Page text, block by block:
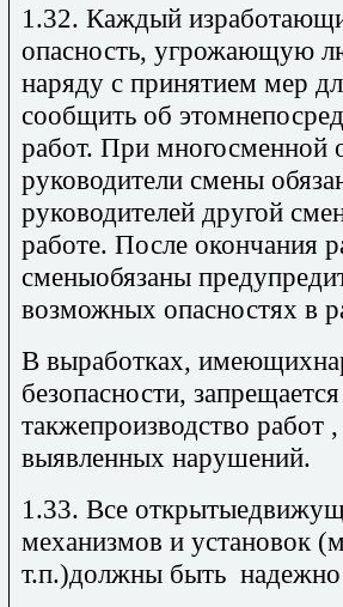
1.32. Каждый
опасность, угрожающую
наряду с принятием мер
сообщить об
работ. При многосменной
руководители смены
руководителей другой
работе. После окончания
сменыобязаны
возможных опасностях в
В выработках,
безопасности,
такжепроизводство работ
выявленных нарушений.
1.33. Все
механизмов и установок
т.п.)должны быть